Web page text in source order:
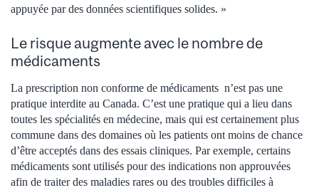
appuyée par des données scientifiques solides. »
Le risque augmente avec le nombre de
médicaments
La prescription non conforme de médicaments n’est pas une
pratique interdite au Canada. C’est une pratique qui a lieu dans
toutes les spécialités en médecine, mais qui est certainement plus
commune dans des domaines où les patients ont moins de chance
d’être acceptés dans des essais cliniques. Par exemple, certains
médicaments sont utilisés pour des indications non approuvées
afin de traiter des maladies rares ou des troubles difficiles à